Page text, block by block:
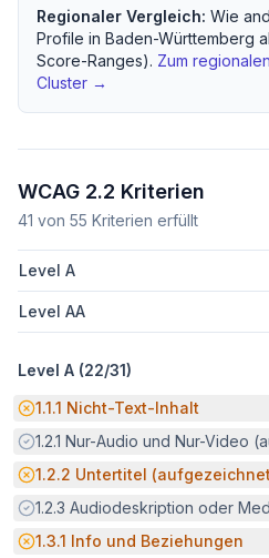
Regionaler Vergleich: Wie
Profile in Baden-Württemberg
Score-Ranges). Zum regionalen
Cluster →
WCAG 2.2 Kriterien
41 von 55 Kriterien erfüllt
Level A
Level AA
Level A (22/31)
Potenzielle Barriere:
1.1.1 Nicht-Text-Inhalt
Erfüllt:
1.2.1 Nur-Audio und Nur-Video
Potenzielle Barriere:
1.2.2 Untertitel
Erfüllt:
1.2.3 Audiodeskription oder
Potenzielle Barriere:
1.3.1 Info und Beziehungen